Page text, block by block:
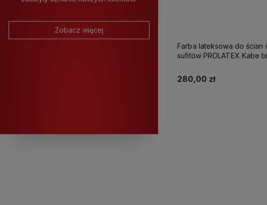
Zobacz więcej
Farba lateksowa do ścian i
sufitów PROLATEX Kabe biała
280,00 zł